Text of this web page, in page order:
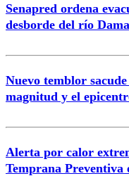
Correo
Senapred ordena
desborde del río
Nuevo temblor
magnitud y el
Alerta por calor
Temprana Preventiva